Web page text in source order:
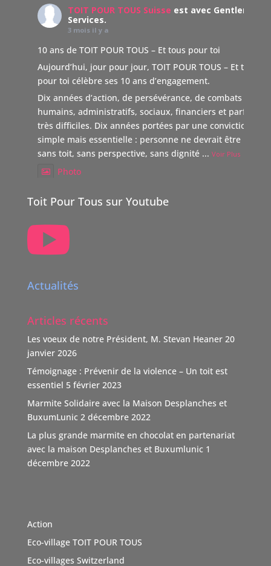
TOIT POUR TOUS Suisse est avec Gentleman
Services.
3 mois il y a
10 ans de TOIT POUR TOUS – Et tous pour toi
Aujourd’hui, jour pour jour, TOIT POUR TOUS – Et tous
pour toi célèbre ses 10 ans d’engagement.
Dix années d’action, de persévérance, de combats
humains, administratifs, sociaux, financiers et parfois
très difficiles. Dix années portées par une conviction
simple mais essentielle : personne ne devrait être laissé
sans toit, sans perspective, sans dignité ... Voir Plus
Photo
TOIT POUR TOUS Suisse
5 mois il y a
POUR TOUS Suisse.
donateur avec une volonté claire : soutenir des causes
humaines, sociales, environnementales et culturelles
qui font la différence."
TOIT POUR TOUS remercie vivement ce soutien,
d'autant que l'association n'est pas subventionnée
Video
Voir sur Facebook · Partager
TOIT POUR TOUS Suisse
Immo, partenaire de l'association TOIT POUR TOUS
Suisse. Merci de sa générosité à travers cette initiative
vertue#Don
Toit Pour Tous sur Youtube

Actualités
Articles récents
Les voeux de notre Président, M. Stevan Heaner 20
janvier 2026
Témoignage : Prévenir de la violence – Un toit est
essentiel 5 février 2023
Marmite Solidaire avec la Maison Desplanches et
BuxumLunic 2 décembre 2022
La plus grande marmite en chocolat en partenariat
avec la maison Desplanches et Buxumlunic 1
décembre 2022
Action
Eco-village TOIT POUR TOUS
Eco-villages Switzerland